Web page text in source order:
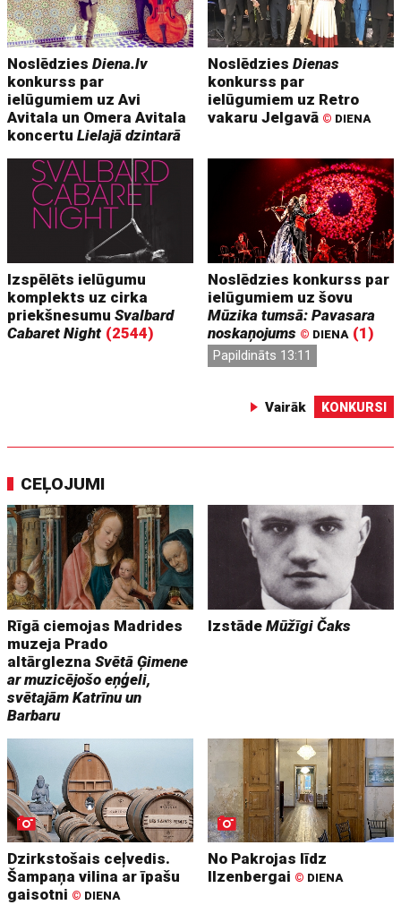
NoslēdziesDiena.lv
konkurss par
ielūgumiem uz Avi
Avitala un Omera Avitala
koncertuLielajā dzintarā
NoslēdziesDienas
konkurss par
ielūgumiem uz Retro
vakaru Jelgavā © DIENA
Izspēlēts ielūgumu
komplekts uz cirka
priekšnesumuSvalbard
Cabaret Night (2544)
Noslēdzies konkurss par
ielūgumiem uz šovu
Mūzika tumsā: Pavasara
noskaņojums © DIENA (1)
Papildināts 13:11
Vairāk KONKURSI
CEĻOJUMI
Rīgā ciemojas Madrides
muzeja Prado
altārgleznaSvētā Ģimene
ar muzicējošo eņģeli,
svētajām Katrīnu un
Barbaru
IzstādeMūžīgi Čaks
Dzirkstošais ceļvedis.
Šampaņa vilina ar īpašu
gaisotni © DIENA
No Pakrojas līdz
Ilzenbergai © DIENA